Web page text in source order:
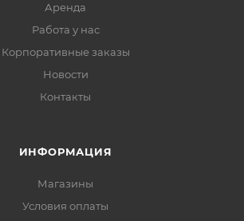
Аренда
Работа у нас
Корпоративные заказы
Новости
Контакты
ИНФОРМАЦИЯ
Магазины
Условия оплаты